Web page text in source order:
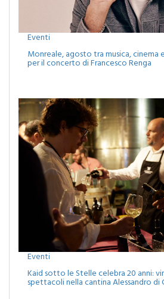
Eventi
Monreale, agosto tra musica, cinema
Eventi
Kaid sotto le Stelle celebra 20 anni: